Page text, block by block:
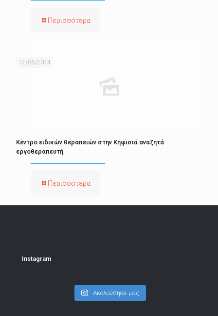
Περισσότερα
12/06/2024
Κέντρο ειδικών θεραπειών στην Κηφισιά αναζητά
εργοθεραπευτή
Περισσότερα
Instagram
Ακολούθησε μας